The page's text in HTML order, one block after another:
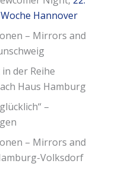
Hannover
– Mirrors and
der Reihe
Haus Hamburg
–
– Mirrors and
Volksdorf